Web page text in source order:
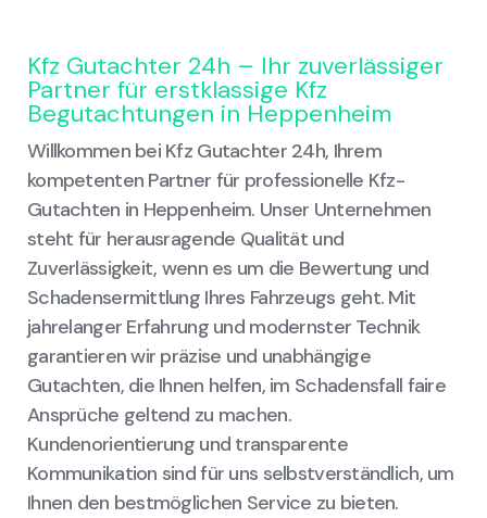
Kfz Gutachter 24h – Ihr zuverlässiger
Partner für erstklassige Kfz
Begutachtungen in Heppenheim
Willkommen bei Kfz Gutachter 24h, Ihrem
kompetenten Partner für professionelle Kfz-
Gutachten in Heppenheim. Unser Unternehmen
steht für herausragende Qualität und
Zuverlässigkeit, wenn es um die Bewertung und
Schadensermittlung Ihres Fahrzeugs geht. Mit
jahrelanger Erfahrung und modernster Technik
garantieren wir präzise und unabhängige
Gutachten, die Ihnen helfen, im Schadensfall faire
Ansprüche geltend zu machen.
Kundenorientierung und transparente
Kommunikation sind für uns selbstverständlich, um
Ihnen den bestmöglichen Service zu bieten.